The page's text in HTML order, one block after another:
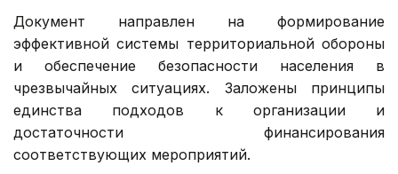
Документ направлен на формирование
эффективной системы территориальной обороны
и обеспечение безопасности населения в
чрезвычайных ситуациях. Заложены принципы
единства подходов к организации и
достаточности финансирования
соответствующих мероприятий.